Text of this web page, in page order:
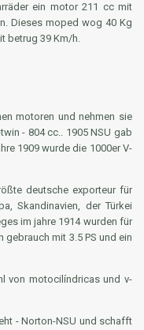
ein motor 211 cc mit
Dieses moped wog 40 Kg
betrug 39 Km/h.
motoren und nehmen sie
- 804 cc.. 1905 NSU gab
1909 wurde die 1000er V-
deutsche exporteur für
Skandinavien, der Türkei
im jahre 1914 wurden für
mit 3.5 PS und ein
von motocilíndricas und v-
- Norton-NSU und schafft